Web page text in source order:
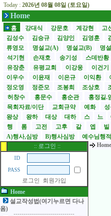
Today : 2026년 08월 08일 (토요일)
Home
홈 강대식 강문호 계강현 고
김성수
김승규 김양인 김영훈
류영모
명설교(A) 명설교(B) 명
석기현
손재호 송기성 스데반황
유장춘
유평교회 이강웅 이건기
이우수
이윤재 이은규 이익환
정오영
정준모 조봉희 조상호
허창수
홍문수 홍순관 홍정길.
목회자료/이단
교회규약 예화
왕상
왕하 대상 대하 스 느
행
롬 고전 고후 갈 엡 빌
A)행사,심방
B)행사심방 예수님행
:: 로그인 ::
ID
PASS
로그인
회원가입
Home
설교작성법(여기누르면 다나
옴)
Home